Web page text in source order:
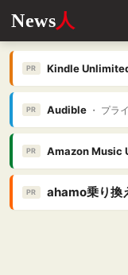
News人
PR Kindle
PR Audible・ プライ
PR Amazon Music
PR ahamo乗り換